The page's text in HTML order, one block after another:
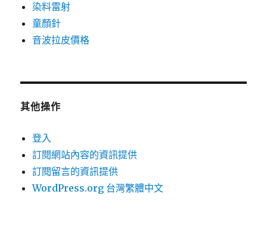
染料雷射
童顏針
音波拉皮價格
其他操作
登入
訂閱網站內容的資訊提供
訂閱留言的資訊提供
WordPress.org 台灣繁體中文